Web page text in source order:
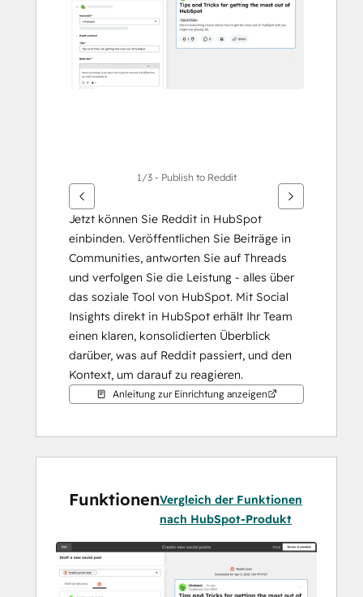
anzuzeigen
1/3 - Publish to Reddit
Jetzt können Sie Reddit in HubSpot
einbinden. Veröffentlichen Sie Beiträge in
Communities, antworten Sie auf Threads
und verfolgen Sie die Leistung - alles über
das soziale Tool von HubSpot. Mit Social
Insights direkt in HubSpot erhält Ihr Team
einen klaren, konsolidierten Überblick
darüber, was auf Reddit passiert, und den
Kontext, um darauf zu reagieren.
Anleitung zur Einrichtung anzeigen
FunktionenVergleich der Funktionen
nach HubSpot-Produkt